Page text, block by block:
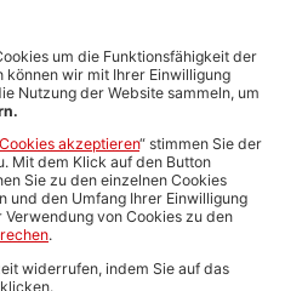
AGB
Daten